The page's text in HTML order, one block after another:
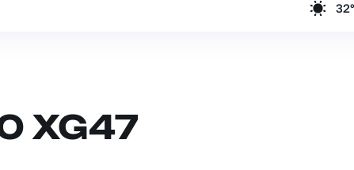
32°
XG47